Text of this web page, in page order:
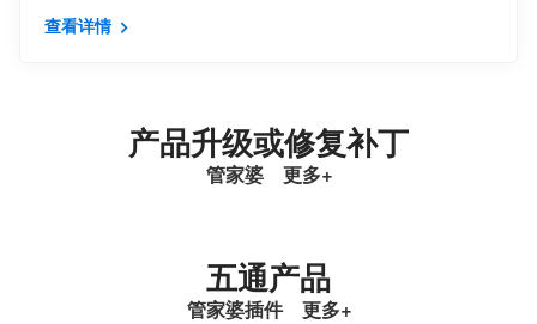
查看详情
产品升级或修复补丁
管家婆 更多+
五通产品
管家婆插件 更多+